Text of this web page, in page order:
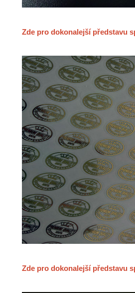
Zde pro dokonalejší představu
Zde pro dokonalejší představu